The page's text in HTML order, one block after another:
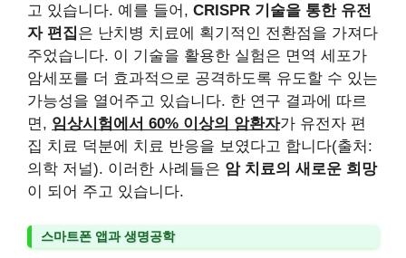
고 있습니다. 예를 들어, CRISPR 기술을 통한 유전
자 편집은 난치병 치료에 획기적인 전환점을 가져다
주었습니다. 이 기술을 활용한 실험은 면역 세포가
암세포를 더 효과적으로 공격하도록 유도할 수 있는
가능성을 열어주고 있습니다. 한 연구 결과에 따르
면, 임상시험에서 60% 이상의 암환자가 유전자 편
집 치료 덕분에 치료 반응을 보였다고 합니다(출처:
의학 저널). 이러한 사례들은 암 치료의 새로운 희망
이 되어 주고 있습니다.
스마트폰 앱과 생명공학